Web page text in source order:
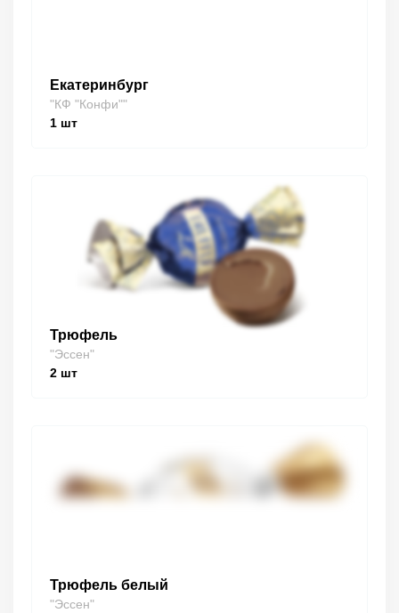
Екатеринбург
"КФ "Конфи""
1 шт
Трюфель
"Эссен"
2 шт
Трюфель белый
"Эссен"